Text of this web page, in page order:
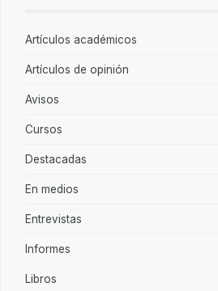
Artículos académicos
Artículos de opinión
Avisos
Cursos
Destacadas
En medios
Entrevistas
Informes
Libros